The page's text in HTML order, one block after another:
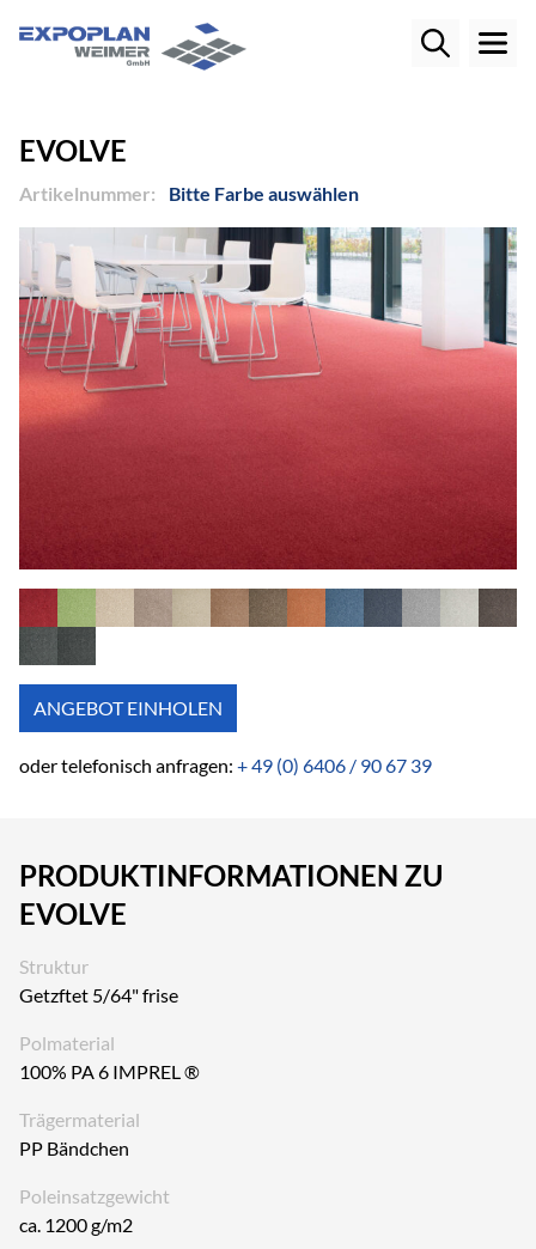
EVOLVE
Artikelnummer: Bitte Farbe auswählen
ANGEBOT EINHOLEN
oder telefonisch anfragen: + 49 (0) 6406 / 90 67 39
PRODUKTINFORMATIONEN ZU
EVOLVE
Struktur
Getzftet 5/64" frise
Polmaterial
100% PA 6 IMPREL ®
Trägermaterial
PP Bändchen
Poleinsatzgewicht
ca. 1200 g/m2